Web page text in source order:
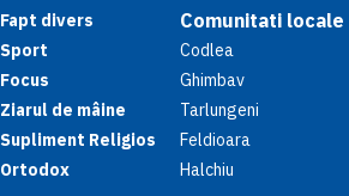
Fapt divers
Sport
Focus
Ziarul de mâine
Supliment Religios
Ortodox
Comunitati locale
Codlea
Ghimbav
Tarlungeni
Feldioara
Halchiu